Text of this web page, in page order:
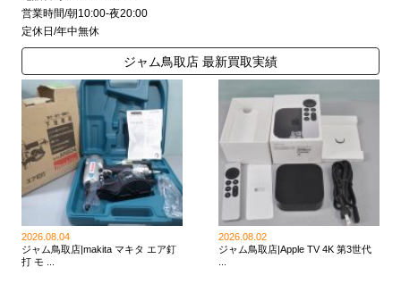
営業時間/朝10:00-夜20:00
定休日/年中無休
ジャム鳥取店 最新買取実績
2026.08.04
ジャム鳥取店|makita マキタ エア釘
打 モ ...
2026.08.02
ジャム鳥取店|Apple TV 4K 第3世代